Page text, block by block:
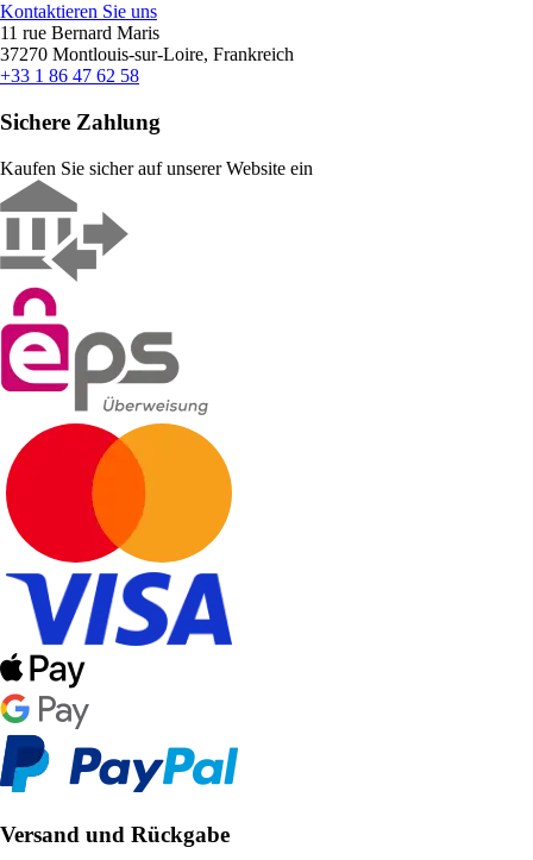
Kontaktieren Sie uns
11 rue Bernard Maris
37270 Montlouis-sur-Loire, Frankreich
+33 1 86 47 62 58
Sichere Zahlung
Kaufen Sie sicher auf unserer Website ein
Versand und Rückgabe